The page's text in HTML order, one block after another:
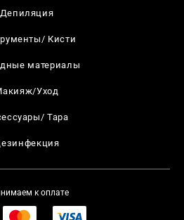
Депиляция
Кисти
материалы
Уход
Тара
к оплате